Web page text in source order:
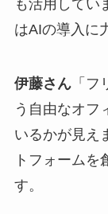
も活用してい
はAIの導入に
伊藤さん
「
う自由なオフ
いるかが見
トフォームを
す。